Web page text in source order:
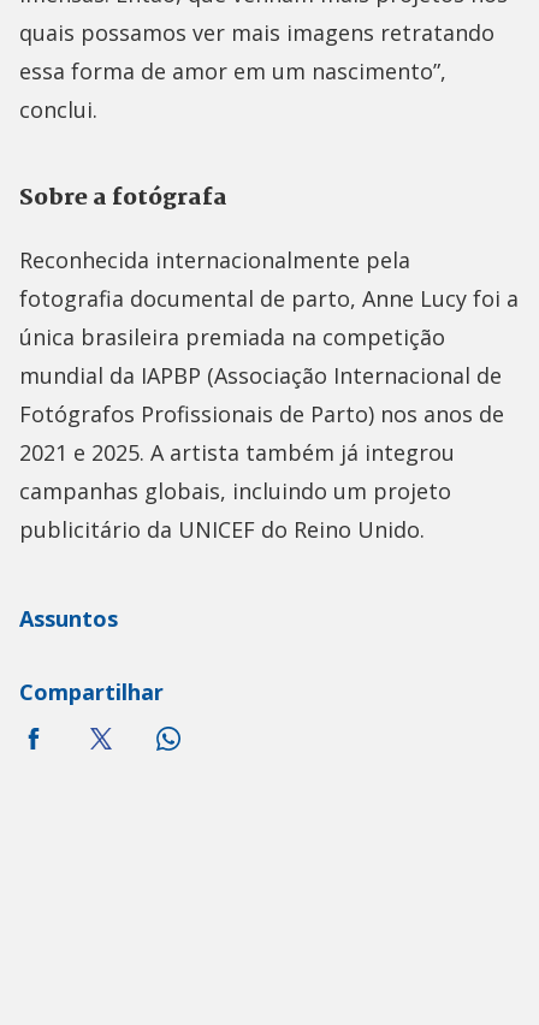
quais possamos ver mais imagens retratando
essa forma de amor em um nascimento”,
conclui.
Sobre a fotógrafa
Reconhecida internacionalmente pela
fotografia documental de parto, Anne Lucy foi a
única brasileira premiada na competição
mundial da IAPBP (Associação Internacional de
Fotógrafos Profissionais de Parto) nos anos de
2021 e 2025. A artista também já integrou
campanhas globais, incluindo um projeto
publicitário da UNICEF do Reino Unido.
Assuntos
Compartilhar